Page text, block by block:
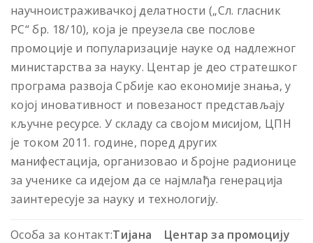
научноистраживачкој делатности („Сл. гласник
РС“ бр. 18/10), која је преузела све послове
промоције и популаризације науке од надлежног
министарства за науку. Центар је део стратешког
програма развоја Србије као економије знања, у
којој иновативност и повезаност представљају
кључне ресурсе. У складу са својом мисијом, ЦПН
је током 2011. године, поред других
манифестација, организовао и бројне радионице
за ученике са идејом да се најмлађа генерација
заинтересује за науку и технологију.
Особа за контакт:Тијана
Центар за промоцију